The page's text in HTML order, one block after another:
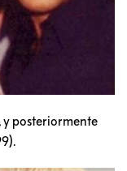
y posteriormente